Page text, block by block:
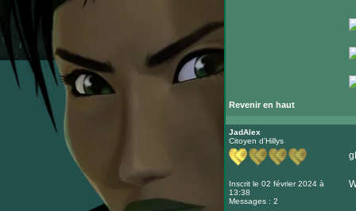
Revenir en haut
JadAlex
Citoyen d'Hillys
Inscrit le 02 février 2024 à
13:38
Messages : 2